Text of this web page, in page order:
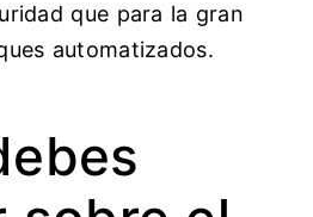
que para la gran
automatizados.